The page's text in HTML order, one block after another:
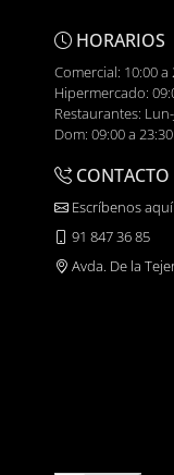
HORARIOS
Comercial: 10:00 a
Hipermercado:
Restaurantes:
Dom: 09:00 a 23:30
CONTACTO
Escríbenos aquí
91 847 36 85
Avda. De la